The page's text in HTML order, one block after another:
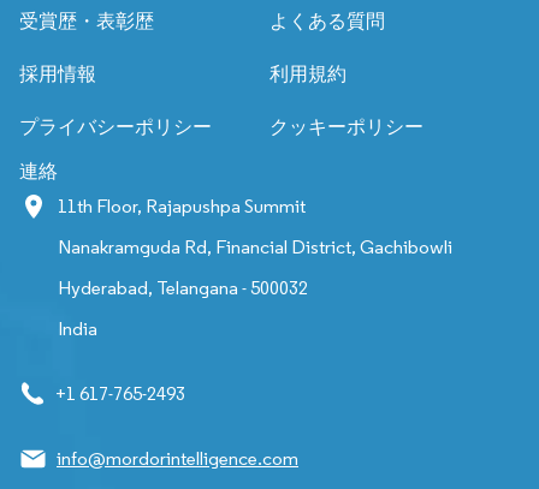
受賞歴・表彰歴 よくある質問
採用情報 利用規約
プライバシーポリシー クッキーポリシー
連絡
11th Floor, Rajapushpa Summit
Nanakramguda Rd, Financial District, Gachibowli
Hyderabad, Telangana - 500032
India
+1 617-765-2493
info@mordorintelligence.com